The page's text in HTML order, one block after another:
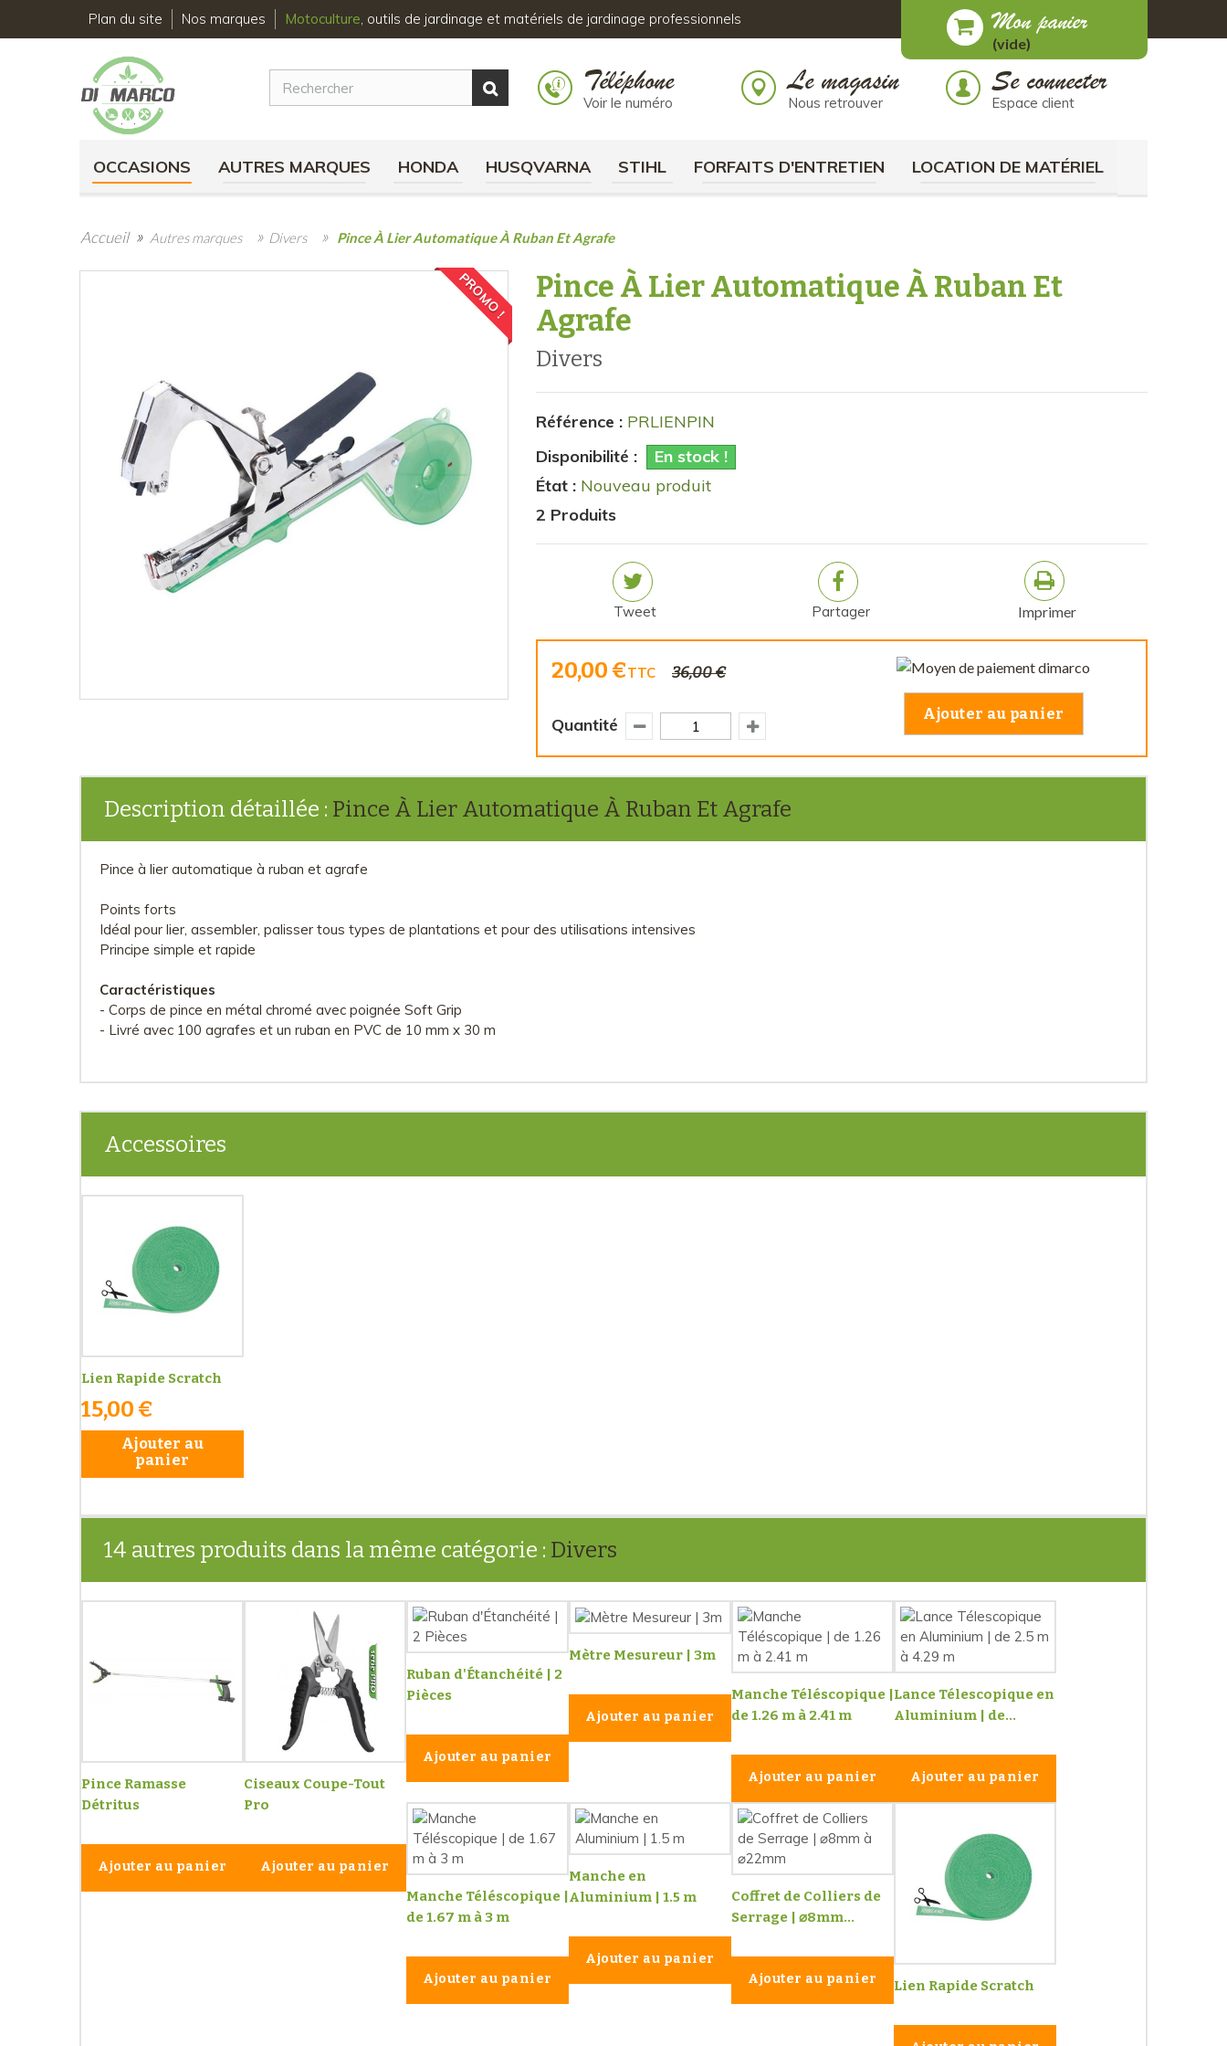
Mon panier
(vide)
Plan du site Nos marques Motoculture, outils de jardinage et matériels de jardinage professionnels
Téléphone
Voir le numéro
Le magasin
Nous retrouver
Se connecter
Espace client
OCCASIONS AUTRES MARQUES HONDA HUSQVARNA STIHL FORFAITS D'ENTRETIEN LOCATION DE MATÉRIEL
Accueil » Autres marques » Divers » Pince À Lier Automatique À Ruban Et Agrafe
PROMO !
Pince À Lier Automatique À Ruban Et
Agrafe
divers
Référence : PRLIENPIN
Disponibilité :
En stock !
État : Nouveau produit
2 Produits
Tweet Partager Imprimer
20,00 €TTC 36,00 €
Quantité
Ajouter au panier
Description détaillée : Pince À Lier Automatique À Ruban Et Agrafe
Pince à lier automatique à ruban et agrafe
Points forts
Idéal pour lier, assembler, palisser tous types de plantations et pour des utilisations intensives
Principe simple et rapide
Caractéristiques
- Corps de pince en métal chromé avec poignée Soft Grip
- Livré avec 100 agrafes et un ruban en PVC de 10 mm x 30 m
Accessoires
Lien Rapide Scratch
15,00 €
Ajouter au
panier
14 autres produits dans la même catégorie : Divers
Pince Ramasse
Détritus
Ajouter au panier
Ciseaux Coupe-Tout
Pro
Ajouter au panier
Ruban d'Étanchéité | 2
Pièces
Ajouter au panier
Mètre Mesureur | 3m
Ajouter au panier
Manche Téléscopique |
de 1.26 m à 2.41 m
Ajouter au panier
Lance Télescopique en
Aluminium | de...
Ajouter au panier
Manche Téléscopique |
de 1.67 m à 3 m
Ajouter au panier
Manche en
Aluminium | 1.5 m
Ajouter au panier
Coffret de Colliers de
Serrage | ⌀8mm...
Ajouter au panier Lien Rapide Scratch